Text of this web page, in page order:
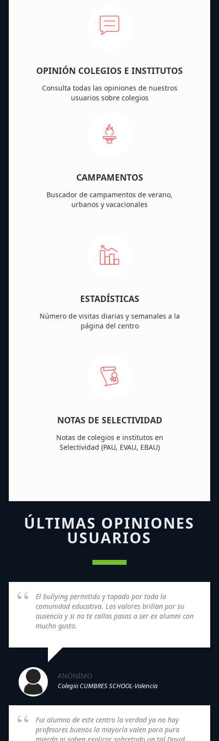
OPINIÓN COLEGIOS E INSTITUTOS
Consulta todas las opiniones de nuestros
usuarios sobre colegios
CAMPAMENTOS
Buscador de campamentos de verano,
urbanos y vacacionales
ESTADÍSTICAS
Número de visitas diarias y semanales a la
página del centro
NOTAS DE SELECTIVIDAD
Notas de colegios e institutos en
Selectividad (PAU, EVAU, EBAU)
ÚLTIMAS OPINIONES
USUARIOS
El bullying permitido y tapado por toda la
comunidad educativa. Los valores brillan por su
ausencia y si no te callas pasas a ser ex alumni con
mucho gusto.
ANÓNIMO
Colegio CUMBRES SCHOOL-Valencia
Fui alumno de este centro la verdad ya no hay
profesores buenos la mayoría valen para pura